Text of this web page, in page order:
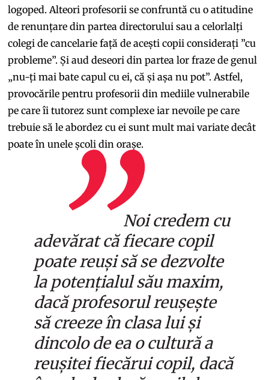
logoped. Alteori profesorii se confruntă cu o atitudine
de renunțare din partea directorului sau a celorlalți
colegi de cancelarie față de acești copii considerați ”cu
probleme”. Și aud deseori din partea lor fraze de genul
„nu-ți mai bate capul cu ei, că și așa nu pot”. Astfel,
provocările pentru profesorii din mediile vulnerabile
pe care îi tutorez sunt complexe iar nevoile pe care
trebuie să le abordez cu ei sunt mult mai variate decât
poate în unele școli din orașe.
Noi credem cu
adevărat că fiecare copil
poate reuși să se dezvolte
la potențialul său maxim,
dacă profesorul reușește
să creeze în clasa lui și
dincolo de ea o cultură a
reușitei fiecărui copil, dacă